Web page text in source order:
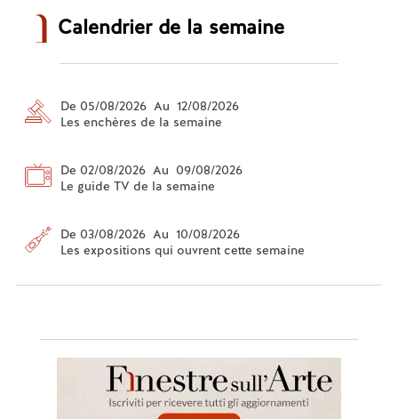
Calendrier de la semaine
De 05/08/2026 Au 12/08/2026
Les enchères de la semaine
De 02/08/2026 Au 09/08/2026
Le guide TV de la semaine
De 03/08/2026 Au 10/08/2026
Les expositions qui ouvrent cette semaine